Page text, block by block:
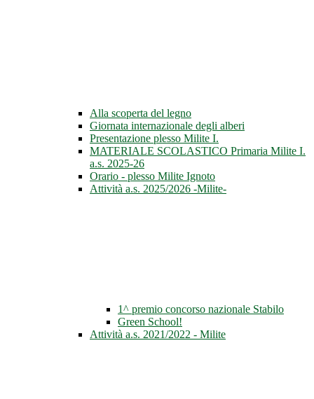
Alla scoperta del legno
Giornata internazionale degli alberi
Presentazione plesso Milite I.
MATERIALE SCOLASTICO Primaria Milite I.
a.s. 2025-26
Orario - plesso Milite Ignoto
Attività a.s. 2025/2026 -Milite-
1^ premio concorso nazionale Stabilo
Green School!
Attività a.s. 2021/2022 - Milite